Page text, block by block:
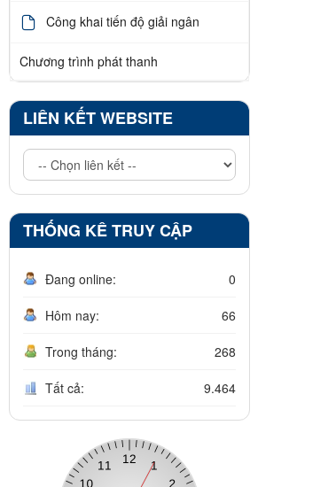
Công khai tiến độ giải ngân
Chương trình phát thanh
LIÊN KẾT WEBSITE
THỐNG KÊ TRUY CẬP
Đang online: 0
Hôm nay: 66
Trong tháng: 268
Tất cả: 9.464